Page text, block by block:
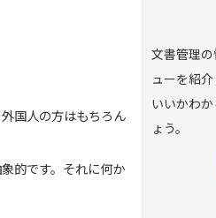
国人の方はもちろん
的です。それに何か
文書管理
ューを紹
いいかわ
ょう。